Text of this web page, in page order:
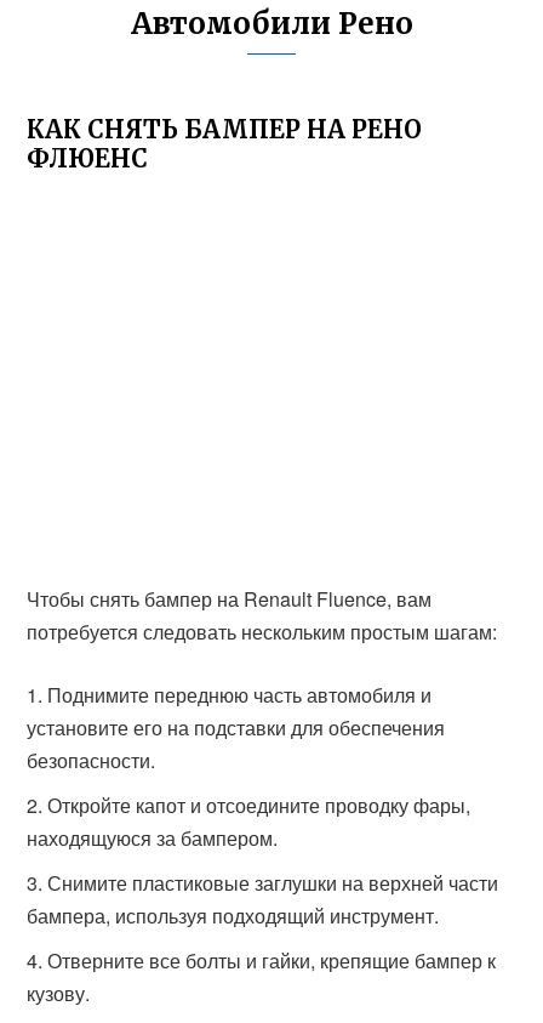
Автомобили Рено
КАК СНЯТЬ БАМПЕР НА РЕНО
ФЛЮЕНС
Чтобы снять бампер на Renault Fluence, вам
потребуется следовать нескольким простым шагам:
Поднимите переднюю часть автомобиля и
установите его на подставки для обеспечения
безопасности.
Откройте капот и отсоедините проводку фары,
находящуюся за бампером.
Снимите пластиковые заглушки на верхней части
бампера, используя подходящий инструмент.
Отверните все болты и гайки, крепящие бампер к
кузову.